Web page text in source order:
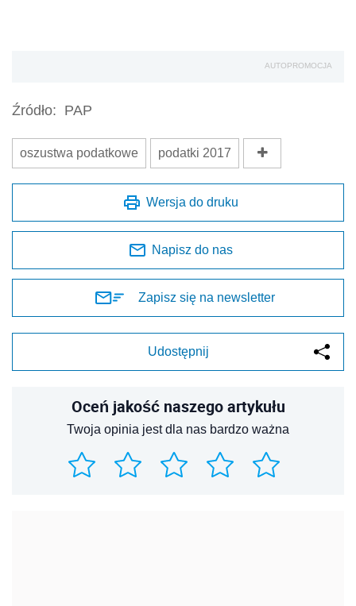
AUTOPROMOCJA
Źródło: PAP
oszustwa podatkowe podatki 2017
Wersja do druku
Napisz do nas
Zapisz się na newsletter
Udostępnij
Oceń jakość naszego artykułu
Twoja opinia jest dla nas bardzo ważna